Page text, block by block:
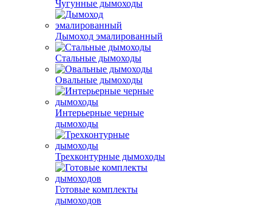
Чугунные дымоходы
Дымоход эмалированный
Стальные дымоходы
Овальные дымоходы
Интерьерные черные
дымоходы
Трехконтурные дымоходы
Готовые комплекты
дымоходов